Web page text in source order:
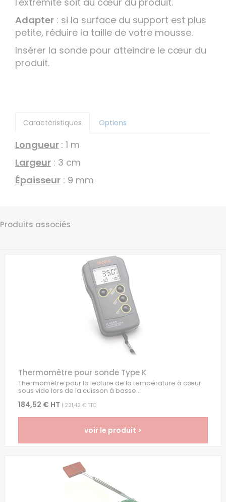
Adapter : si la surface du support est plus
petite, réduire la taille de votre mousse.
Insérer la sonde pour atteindre le cœur du
produit.
Caractéristiques Options
Longueur : 1 m
Largeur : 3 cm
Épaisseur : 9 mm
Produits associés
Thermomètre pour sonde Type K
Thermomètre pour la lecture de la température à cœur
sous vide lors de la cuisson à basse...
184,52 € HT | 221,42 € TTC
voir le produit >